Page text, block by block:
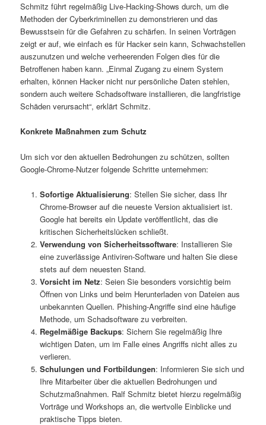
Schmitz führt regelmäßig Live-Hacking-Shows durch, um die
Methoden der Cyberkriminellen zu demonstrieren und das
Bewusstsein für die Gefahren zu schärfen. In seinen Vorträgen
zeigt er auf, wie einfach es für Hacker sein kann, Schwachstellen
auszunutzen und welche verheerenden Folgen dies für die
Betroffenen haben kann. „Einmal Zugang zu einem System
erhalten, können Hacker nicht nur persönliche Daten stehlen,
sondern auch weitere Schadsoftware installieren, die langfristige
Schäden verursacht“, erklärt Schmitz.
Konkrete Maßnahmen zum Schutz
Um sich vor den aktuellen Bedrohungen zu schützen, sollten
Google-Chrome-Nutzer folgende Schritte unternehmen:
Sofortige Aktualisierung: Stellen Sie sicher, dass Ihr
Chrome-Browser auf die neueste Version aktualisiert ist.
Google hat bereits ein Update veröffentlicht, das die
kritischen Sicherheitslücken schließt.
Verwendung von Sicherheitssoftware: Installieren Sie
eine zuverlässige Antiviren-Software und halten Sie diese
stets auf dem neuesten Stand.
Vorsicht im Netz: Seien Sie besonders vorsichtig beim
Öffnen von Links und beim Herunterladen von Dateien aus
unbekannten Quellen. Phishing-Angriffe sind eine häufige
Methode, um Schadsoftware zu verbreiten.
Regelmäßige Backups: Sichern Sie regelmäßig Ihre
wichtigen Daten, um im Falle eines Angriffs nicht alles zu
verlieren.
Schulungen und Fortbildungen: Informieren Sie sich und
Ihre Mitarbeiter über die aktuellen Bedrohungen und
Schutzmaßnahmen. Ralf Schmitz bietet hierzu regelmäßig
Vorträge und Workshops an, die wertvolle Einblicke und
praktische Tipps bieten.